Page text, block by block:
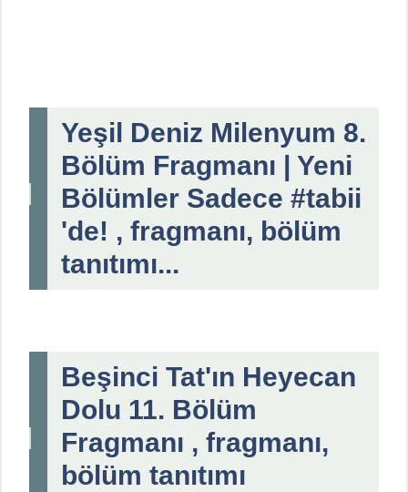
Yeşil Deniz Milenyum 8.
Bölüm Fragmanı | Yeni
Bölümler Sadece #tabii
'de! , fragmanı, bölüm
tanıtımı...
Beşinci Tat'ın Heyecan
Dolu 11. Bölüm
Fragmanı , fragmanı,
bölüm tanıtımı